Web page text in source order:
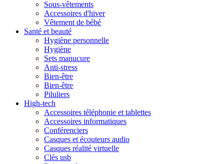
Sous-vêtements
Accessoires d'hiver
Vêtement de bébé
Santé et beauté
Hygiène personnelle
Hygiène
Sets manucure
Anti-stress
Bien-être
Bien-être
Piluliers
High-tech
Accessoires téléphonie et tablettes
Accessoires informatiques
Conférenciers
Casques et écouteurs audio
Casques réalité virtuelle
Clés usb